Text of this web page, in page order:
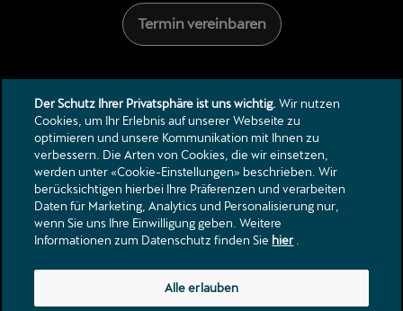
Termin vereinbaren
Landstrasse 62
Kontakt
Kataloge & Preislisten
Rechtliche Hinweise
Datenschutzerklärung
Der Schutz Ihrer Privatsphäre ist uns wichtig. Wir nutzen
Cookies, um Ihr Erlebnis auf unserer Webseite zu
optimieren und unsere Kommunikation mit Ihnen zu
verbessern. Die Arten von Cookies, die wir einsetzen,
werden unter «Cookie-Einstellungen» beschrieben. Wir
berücksichtigen hierbei Ihre Präferenzen und verarbeiten
Daten für Marketing, Analytics und Personalisierung nur,
wenn Sie uns Ihre Einwilligung geben. Weitere
Informationen zum Datenschutz finden Sie hier.
Alle erlauben